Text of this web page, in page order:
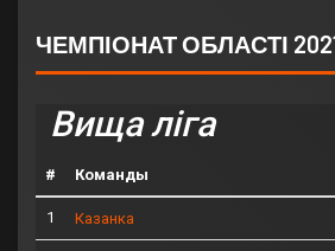
ЧЕМПІОНАТ ОБЛАСТІ
Вища ліга
# Команды
1 Казанка